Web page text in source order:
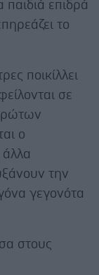
παιδιά επιδρά
το
ποικίλλει
σε
ο
την
γεγονότα
στους